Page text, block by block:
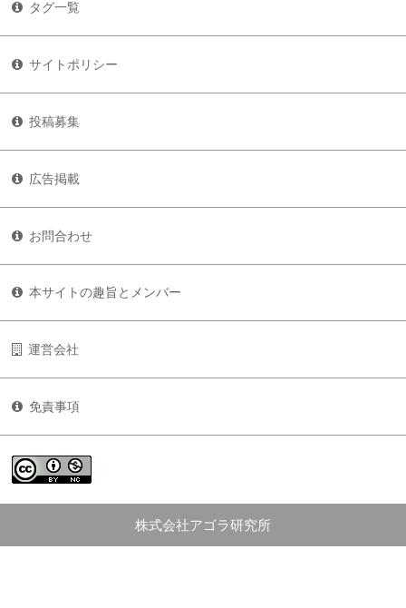
タグ一覧
サイトポリシー
投稿募集
広告掲載
お問合わせ
本サイトの趣旨とメンバー
運営会社
免責事項
株式会社アゴラ研究所